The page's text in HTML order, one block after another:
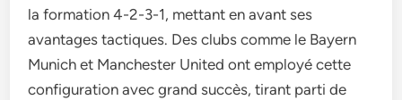
la formation 4-2-3-1, mettant en avant ses
avantages tactiques. Des clubs comme le Bayern
Munich et Manchester United ont employé cette
configuration avec grand succès, tirant parti de